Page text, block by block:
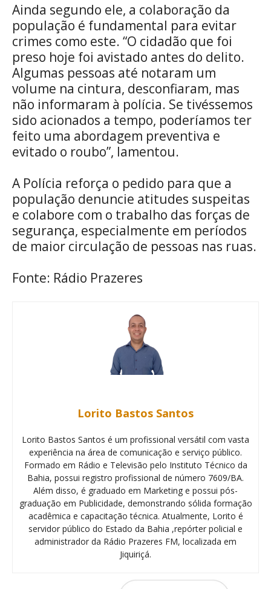
Ainda segundo ele, a colaboração da
população é fundamental para evitar
crimes como este. “O cidadão que foi
preso hoje foi avistado antes do delito.
Algumas pessoas até notaram um
volume na cintura, desconfiaram, mas
não informaram à polícia. Se tivéssemos
sido acionados a tempo, poderíamos ter
feito uma abordagem preventiva e
evitado o roubo”, lamentou.
A Polícia reforça o pedido para que a
população denuncie atitudes suspeitas
e colabore com o trabalho das forças de
segurança, especialmente em períodos
de maior circulação de pessoas nas ruas.
Fonte: Rádio Prazeres
Lorito Bastos Santos
Lorito Bastos Santos é um profissional versátil com vasta
experiência na área de comunicação e serviço público.
Formado em Rádio e Televisão pelo Instituto Técnico da
Bahia, possui registro profissional de número 7609/BA.
Além disso, é graduado em Marketing e possui pós-
graduação em Publicidade, demonstrando sólida formação
acadêmica e capacitação técnica. Atualmente, Lorito é
servidor público do Estado da Bahia ,repórter policial e
administrador da Rádio Prazeres FM, localizada em
Jiquiriçá.